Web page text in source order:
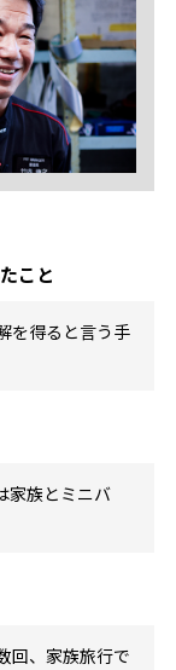
こと
を得ると言う手
家族とミニバ
回、家族旅行で